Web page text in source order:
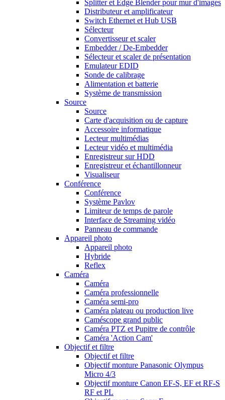
Splitter et Edge Blender pour mur d'images
Distributeur et amplificateur
Switch Ethernet et Hub USB
Sélecteur
Convertisseur et scaler
Embedder / De-Embedder
Sélecteur et scaler de présentation
Emulateur EDID
Sonde de calibrage
Alimentation et batterie
Système de transmission
Source
Source
Carte d'acquisition ou de capture
Accessoire informatique
Lecteur multimédias
Lecteur vidéo et multimédia
Enregistreur sur HDD
Enregistreur et échantillonneur
Visualiseur
Conférence
Conférence
Système Pavlov
Limiteur de temps de parole
Interface de Streaming vidéo
Panneau de commande
Appareil photo
Appareil photo
Hybride
Reflex
Caméra
Caméra
Caméra professionnelle
Caméra semi-pro
Caméra plateau ou production live
Caméscope grand public
Caméra PTZ et Pupitre de contrôle
Caméra 'Action Cam'
Objectif et filtre
Objectif et filtre
Objectif monture Panasonic Olympus
Micro 4/3
Objectif monture Canon EF-S, EF et RF-S
RF et PL